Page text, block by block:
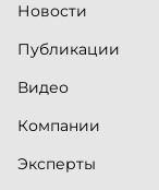
Новости
Публикации
Видео
Компании
Эксперты